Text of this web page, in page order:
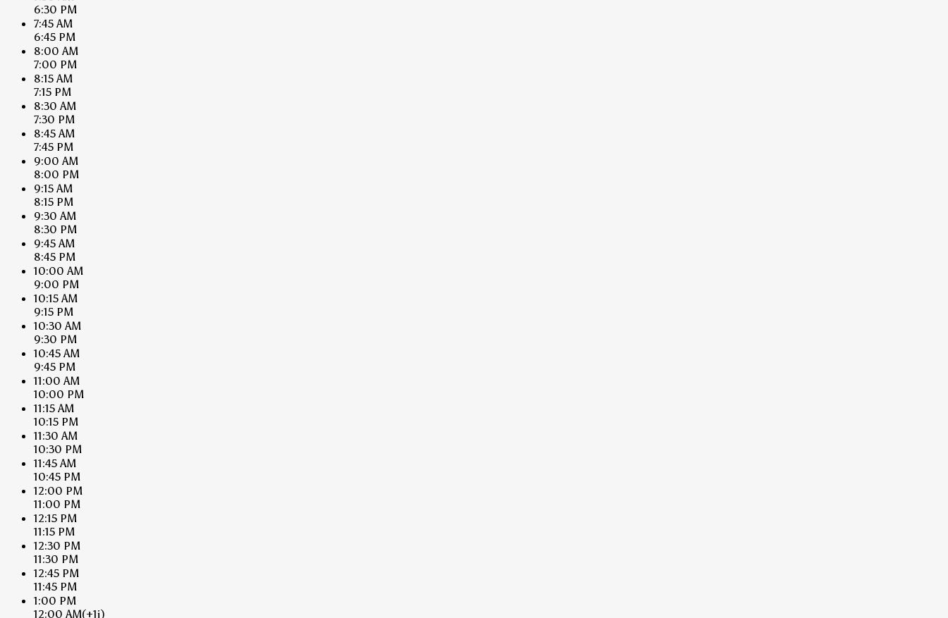
6:30 PM
7:45 AM
6:45 PM
8:00 AM
7:00 PM
8:15 AM
7:15 PM
8:30 AM
7:30 PM
8:45 AM
7:45 PM
9:00 AM
8:00 PM
9:15 AM
8:15 PM
9:30 AM
8:30 PM
9:45 AM
8:45 PM
10:00 AM
9:00 PM
10:15 AM
9:15 PM
10:30 AM
9:30 PM
10:45 AM
9:45 PM
11:00 AM
10:00 PM
11:15 AM
10:15 PM
11:30 AM
10:30 PM
11:45 AM
10:45 PM
12:00 PM
11:00 PM
12:15 PM
11:15 PM
12:30 PM
11:30 PM
12:45 PM
11:45 PM
1:00 PM
12:00 AM(+1j)